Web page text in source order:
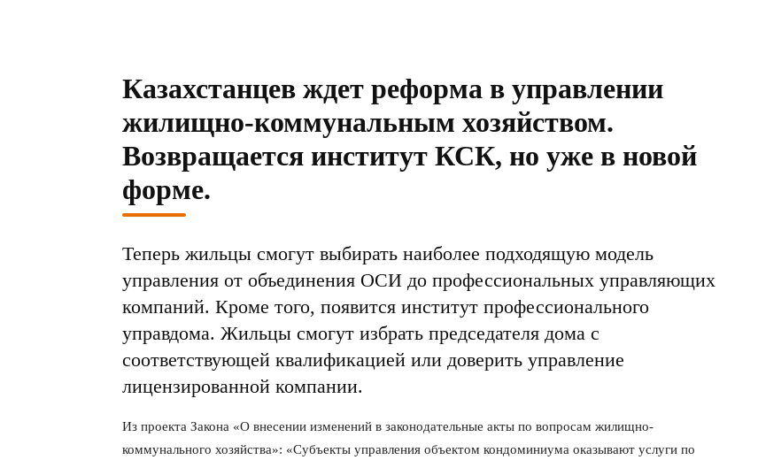
Казахстанцев ждет реформа в управлении
жилищно-коммунальным хозяйством.
Возвращается институт КСК, но уже в новой
форме.
Теперь жильцы смогут выбирать наиболее подходящую модель
управления от объединения ОСИ до профессиональных управляющих
компаний. Кроме того, появится институт профессионального
управдома. Жильцы смогут избрать председателя дома с
соответствующей квалификацией или доверить управление
лицензированной компании.
Из проекта Закона «О внесении изменений в законодательные акты по вопросам жилищно-
коммунального хозяйства»: «Субъекты управления объектом кондоминиума оказывают услуги по